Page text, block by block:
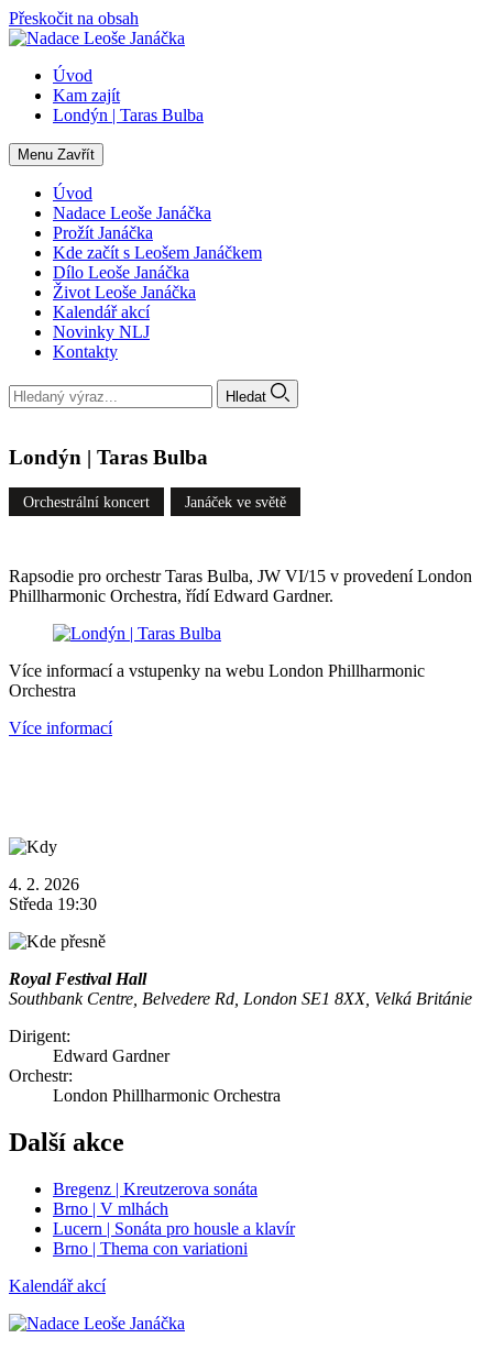
Přeskočit na obsah
Úvod
Kam zajít
Londýn | Taras Bulba
Menu Zavřít
Úvod
Nadace Leoše Janáčka
Prožít Janáčka
Kde začít s Leošem Janáčkem
Dílo Leoše Janáčka
Život Leoše Janáčka
Kalendář akcí
Novinky NLJ
Kontakty
Hledat
Londýn | Taras Bulba
Orchestrální koncert Janáček ve světě
Rapsodie pro orchestr Taras Bulba, JW VI/15 v provedení London
Phillharmonic Orchestra, řídí Edward Gardner.
Více informací a vstupenky na webu London Phillharmonic
Orchestra
Více informací
4. 2. 2026
Středa 19:30
Royal Festival Hall
Southbank Centre, Belvedere Rd, London SE1 8XX, Velká Británie
Dirigent:
Edward Gardner
Orchestr:
London Phillharmonic Orchestra
Další akce
Bregenz | Kreutzerova sonáta
Brno | V mlhách
Lucern | Sonáta pro housle a klavír
Brno | Thema con variationi
Kalendář akcí